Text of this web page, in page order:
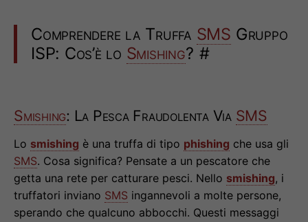
Comprendere la Truffa SMS Gruppo
ISP: Cos’è lo Smishing? #
Smishing: La Pesca Fraudolenta Via SMS
Lo smishing è una truffa di tipo phishing che usa gli
SMS. Cosa significa? Pensate a un pescatore che
getta una rete per catturare pesci. Nello smishing, i
truffatori inviano SMS ingannevoli a molte persone,
sperando che qualcuno abbocchi. Questi messaggi